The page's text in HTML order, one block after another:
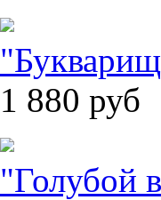
1 880 руб
"Голубой